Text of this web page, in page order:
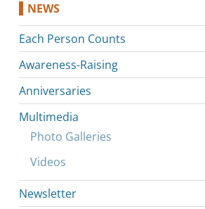
NEWS
Each Person Counts
Awareness-Raising
Anniversaries
Multimedia
Photo Galleries
Videos
Newsletter